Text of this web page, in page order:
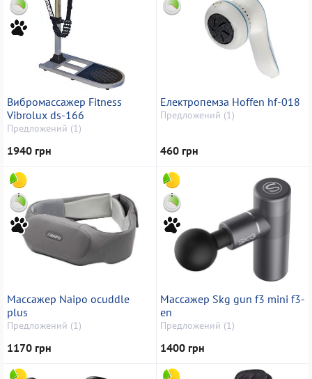
Вибромассажер Fitness
Vibrolux ds-166
Предложений (1)
1940 грн
Електропемза Hoffen hf-018
Предложений (1)
460 грн
Массажер Naipo ocuddle
plus
Предложений (1)
1170 грн
Массажер Skg gun f3 mini f3-
en
Предложений (1)
1400 грн